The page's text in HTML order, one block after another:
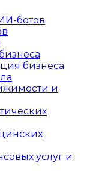
ботов
бизнеса
и
услуг и